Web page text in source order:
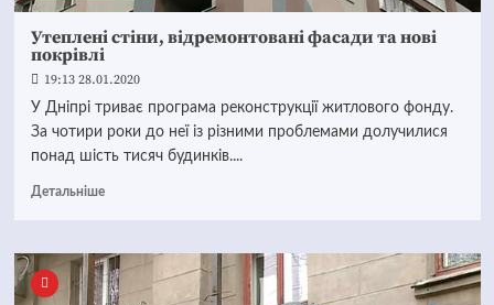
Утеплені стіни, відремонтовані фасади та нові
покрівлі
19:13 28.01.2020
У Дніпрі триває програма реконструкції житлового фонду.
За чотири роки до неї із різними проблемами долучилися
понад шість тисяч будинків....
Детальніше